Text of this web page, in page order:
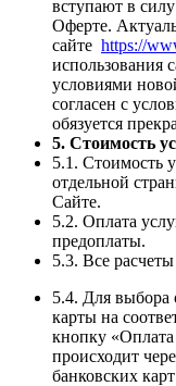
вступают в
Оферте.
сайте https://
использования
условиями
согласен с
обязуется
5. Стоимость
5.1. Стоимость
отдельной
Сайте.
5.2. Оплата
предоплаты.
5.3. Все
5.4. Для выбора
карты на
кнопку «Оплата
происходит
банковских